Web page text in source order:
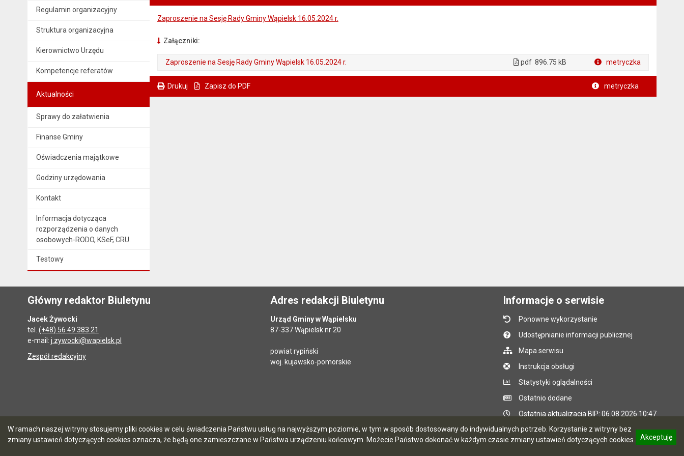
W ramach naszej witryny stosujemy pliki cookies w celu świadczenia Państwu usług na najwyższym poziomie, w tym w sposób dostosowany do indywidualnych potrzeb. Korzystanie z witryny bez
zmiany ustawień dotyczących cookies oznacza, że będą one zamieszczane w Państwa urządzeniu końcowym. Możecie Państwo dokonać w każdym czasie zmiany ustawień dotyczących cookies.
Akceptuję
Regulamin organizacyjny
Struktura organizacyjna
Kierownictwo Urzędu
Kompetencje referatów
Aktualności
Sprawy do załatwienia
Finanse Gminy
Oświadczenia majątkowe
Godziny urzędowania
Kontakt
Informacja dotycząca
rozporządzenia o danych
osobowych-RODO, KSeF, CRU.
Testowy
Zaproszenie na Sesję Rady Gminy Wąpielsk 16.05.2024 r.
Załączniki:
Zaproszenie na Sesję Rady Gminy Wąpielsk 16.05.2024 r. pdf 896.75 kB metryczka
Drukuj Zapisz do PDF metryczka
Główny redaktor Biuletynu
Jacek Żywocki
tel. (+48) 56 49 383 21
e-mail: j.zywocki@wapielsk.pl
Zespół redakcyjny
Adres redakcji Biuletynu
Urząd Gminy w Wąpielsku
87-337 Wąpielsk nr 20
powiat rypiński
woj. kujawsko-pomorskie
Informacje o serwisie
Ponowne wykorzystanie
Udostępnianie informacji publicznej
Mapa serwisu
Instrukcja obsługi
Statystyki oglądalności
Ostatnio dodane
Ostatnia aktualizacja BIP: 06.08.2026 10:47
5.7.0 [90] CMS i hosting: Logonet Sp. z o.o. w Bydgoszczy